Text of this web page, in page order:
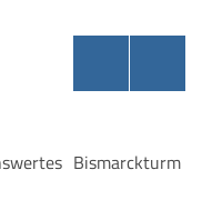
Bismarckturm